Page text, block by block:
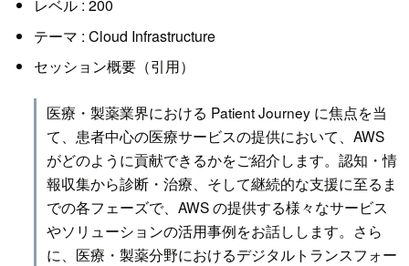
レベル : 200
テーマ : Cloud Infrastructure
セッション概要（引用）
医療・製薬業界における Patient Journey に焦点を当
て、患者中心の医療サービスの提供において、AWS
がどのように貢献できるかをご紹介します。認知・情
報収集から診断・治療、そして継続的な支援に至るま
での各フェーズで、AWS の提供する様々なサービス
やソリューションの活用事例をお話しします。さら
に、医療・製薬分野におけるデジタルトランスフォー